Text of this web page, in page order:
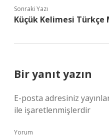
Sonraki Yazı
Küçük Kelimesi Türkçe
Bir yanıt yazın
E-posta adresiniz
ile işaretlenmişlerdir
Yorum